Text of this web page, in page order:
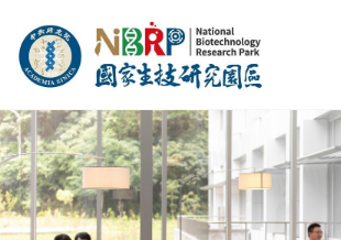
中央研究院官方網